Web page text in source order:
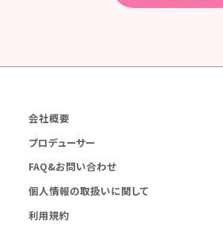
会社概要
プロデューサー
FAQ&お問い合わせ
個人情報の取扱いに関して
利用規約